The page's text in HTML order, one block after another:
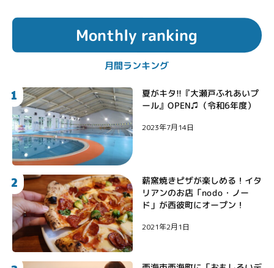
Monthly ranking
月間ランキング
1 夏がキタ!!『大瀬戸ふれあいプ
ール』OPEN♫（令和6年度）
2023年7月14日
2 薪窯焼きピザが楽しめる！イタ
リアンのお店「nodo・ノー
ド」が西彼町にオープン！
2021年2月1日